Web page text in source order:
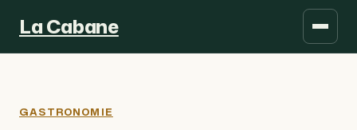
La Cabane
GASTRONOMIE